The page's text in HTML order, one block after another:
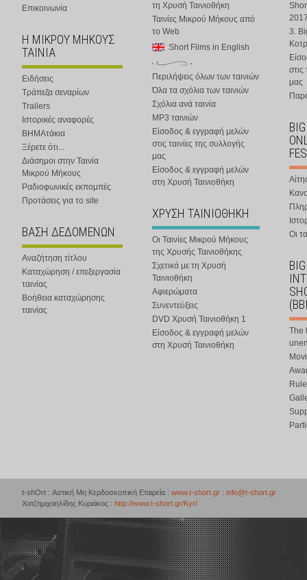
Επικοινωνία
Η ΜΙΚΡΟΥ ΜΗΚΟΥΣ
ΤΑΙΝΙΑ
Ειδήσεις
Τράπεζα σεναρίων
Trailers
Ιστορικές αναφορές
ΒΗΜΑτάκια
Ξέρετε ότι...
Διάσημοι στην Ταινία
Μικρού Μήκους
Ραδιοφωνικές εκπομπές
Προτάσεις για το site
ΒΑΣΗ ΔΕΔΟΜΕΝΩΝ
Αναζήτηση τίτλου
Καταχώρηση / επεξεργασία
ταινίας
Βοήθεια καταχώρησης
ταινίας
τη Χρυσή Ταινιοθήκη
Ταινίες Μικρού Μήκους από
το Web
Short Films in English
Περιλήψεις όλων των ταινιών
Όλα τα σχόλια των ταινιών
Σχόλια ανά ταινία
MP3 ταινιών
Είσοδος & εγγραφή μελών
στις ταινίες της συλλογής
μας
Είσοδος & εγγραφή μελών
στη Χρυσή Ταινιοθήκη
ΧΡΥΣΗ ΤΑΙΝΙΟΘΗΚΗ
Οι Ταινίες Μικρού Μήκους
της Χρυσής Ταινιοθήκης
Σχετικά με τη Χρυσή
Ταινιοθήκη
Αφιερώματα
Συνεντεύξεις
DVD Χρυσή Ταινιοθήκη 1
Είσοδος & εγγραφή μελών
στη Χρυσή Ταινιοθήκη
3.
στις
μας
Οι
The
t-shOrt : Αστική Μη Κερδοσκοπική Εταιρεία : www.t-short.gr : info@t-short.gr
Χατζημιχαηλίδης Κυριάκος : http://www.t-short.gr/Kyr/